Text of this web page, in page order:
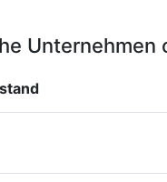
Unternehmen